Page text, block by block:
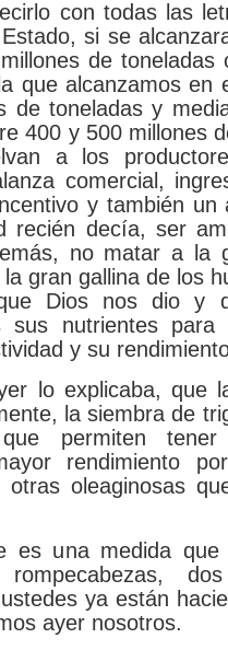
con todas las
si se
de toneladas
que alcanzamos en
de toneladas y
400 y 500 millones
a los
comercial,
y también un
recién decía, ser
no matar a la
gran gallina de los
Dios nos dio y
sus nutrientes para
y su
lo explicaba, que
la siembra de
permiten
rendimiento
otras oleaginosas
es una medida
ya están
ayer nosotros.